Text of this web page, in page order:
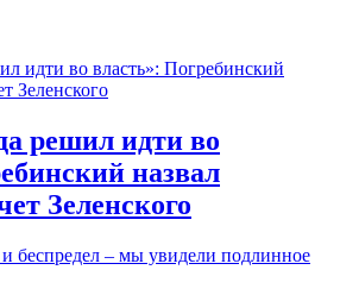
решил идти во
назвал
Зеленского